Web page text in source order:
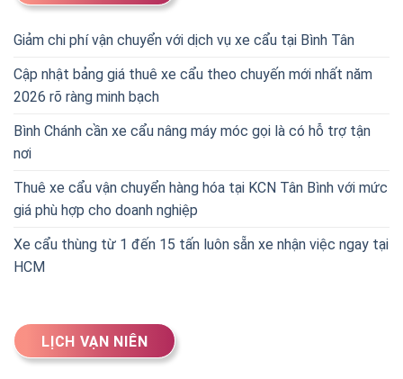
Giảm chi phí vận chuyển với dịch vụ xe cẩu tại Bình Tân
Cập nhật bảng giá thuê xe cẩu theo chuyến mới nhất năm
2026 rõ ràng minh bạch
Bình Chánh cần xe cẩu nâng máy móc gọi là có hỗ trợ tận
nơi
Thuê xe cẩu vận chuyển hàng hóa tại KCN Tân Bình với mức
giá phù hợp cho doanh nghiệp
Xe cẩu thùng từ 1 đến 15 tấn luôn sẵn xe nhận việc ngay tại
HCM
LỊCH VẠN NIÊN